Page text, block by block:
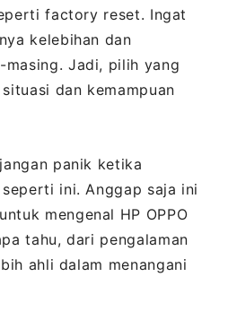
factory reset. Ingat
kelebihan dan
masing. Jadi, pilih yang
dan kemampuan
panik ketika
ini. Anggap saja ini
mengenal HP OPPO
tahu, dari pengalaman
ahli dalam menangani